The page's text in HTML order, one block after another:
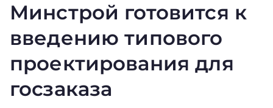
Минстрой готовится к
введению типового
проектирования для
госзаказа